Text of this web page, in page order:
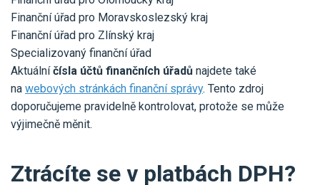
Finanční úřad pro Moravskoslezský kraj
Finanční úřad pro Zlínský kraj
Specializovaný finanční úřad
Aktuálníčísla účtů finančních úřadů najdete také
na webových stránkách finanční správy. Tento zdroj
doporučujeme pravidelně kontrolovat, protože se může
výjimečně měnit.
Ztrácíte se v platbách DPH?